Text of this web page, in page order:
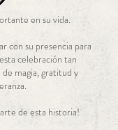
en su vida.
con su presencia para
celebración tan
magia, gratitud y
de esta historia!